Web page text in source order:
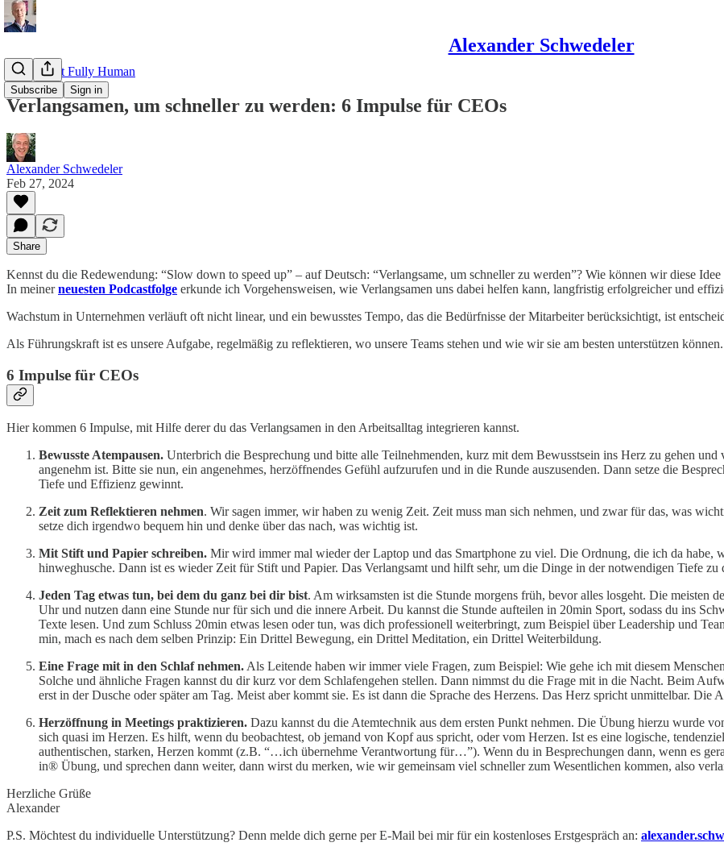
Alexander Schwedeler
Subscribe Sign in
Read about Fully Human
Verlangsamen, um schneller zu werden: 6 Impulse für CEOs
Alexander Schwedeler
Feb 27, 2024
Share
Kennst du die Redewendung: “Slow down to speed up” – auf Deutsch: “Verlangsame, um schneller zu werden”? Wie können wir diese
In meinerneuesten Podcastfolge erkunde ich Vorgehensweisen, wie Verlangsamen uns dabei helfen kann, langfristig erfolgreicher und
Wachstum in Unternehmen verläuft oft nicht linear, und ein bewusstes Tempo, das die Bedürfnisse der Mitarbeiter berücksichtigt, ist
Als Führungskraft ist es unsere Aufgabe, regelmäßig zu reflektieren, wo unsere Teams stehen und wie wir sie am besten unterstützen können.
6 Impulse für CEOs
Hier kommen 6 Impulse, mit Hilfe derer du das Verlangsamen in den Arbeitsalltag integrieren kannst.
Bewusste Atempausen. Unterbrich die Besprechung und bitte alle Teilnehmenden, kurz mit dem Bewusstsein ins Herz zu gehen und
angenehm ist. Bitte sie nun, ein angenehmes, herzöffnendes Gefühl aufzurufen und in die Runde auszusenden. Dann setze die
Tiefe und Effizienz gewinnt.
Zeit zum Reflektieren nehmen. Wir sagen immer, wir haben zu wenig Zeit. Zeit muss man sich nehmen, und zwar für das, was
setze dich irgendwo bequem hin und denke über das nach, was wichtig ist.
Mit Stift und Papier schreiben. Mir wird immer mal wieder der Laptop und das Smartphone zu viel. Die Ordnung, die ich da habe,
hinweghusche. Dann ist es wieder Zeit für Stift und Papier. Das Verlangsamt und hilft sehr, um die Dinge in der notwendigen Tiefe zu
Jeden Tag etwas tun, bei dem du ganz bei dir bist. Am wirksamsten ist die Stunde morgens früh, bevor alles losgeht. Die meisten
Uhr und nutzen dann eine Stunde nur für sich und die innere Arbeit. Du kannst die Stunde aufteilen in 20min Sport, sodass du ins
Texte lesen. Und zum Schluss 20min etwas lesen oder tun, was dich professionell weiterbringt, zum Beispiel über Leadership und
min, mach es nach dem selben Prinzip: Ein Drittel Bewegung, ein Drittel Meditation, ein Drittel Weiterbildung.
Eine Frage mit in den Schlaf nehmen. Als Leitende haben wir immer viele Fragen, zum Beispiel: Wie gehe ich mit diesem
Solche und ähnliche Fragen kannst du dir kurz vor dem Schlafengehen stellen. Dann nimmst du die Frage mit in die Nacht. Beim
erst in der Dusche oder später am Tag. Meist aber kommt sie. Es ist dann die Sprache des Herzens. Das Herz spricht unmittelbar. Die
Herzöffnung in Meetings praktizieren. Dazu kannst du die Atemtechnik aus dem ersten Punkt nehmen. Die Übung hierzu wurde
sich quasi im Herzen. Es hilft, wenn du beobachtest, ob jemand von Kopf aus spricht, oder vom Herzen. Ist es eine logische,
authentischen, starken, Herzen kommt (z.B. “…ich übernehme Verantwortung für…”). Wenn du in Besprechungen dann, wenn es
in® Übung, und sprechen dann weiter, dann wirst du merken, wie wir gemeinsam viel schneller zum Wesentlichen kommen, also
Herzliche Grüße
Alexander
P.S. Möchtest du individuelle Unterstützung? Denn melde dich gerne per E-Mail bei mir für ein kostenloses Erstgespräch an: